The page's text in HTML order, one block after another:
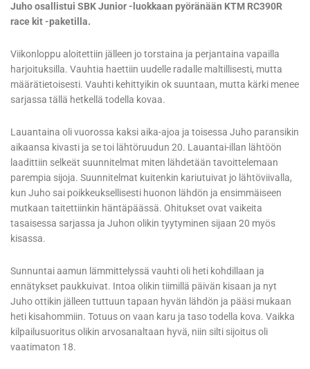
Juho osallistui SBK Junior -luokkaan pyöränään KTM RC390R
race kit -paketilla.
Viikonloppu aloitettiin jälleen jo torstaina ja perjantaina vapailla
harjoituksilla. Vauhtia haettiin uudelle radalle maltillisesti, mutta
määrätietoisesti. Vauhti kehittyikin ok suuntaan, mutta kärki menee
sarjassa tällä hetkellä todella kovaa.
Lauantaina oli vuorossa kaksi aika-ajoa ja toisessa Juho paransikin
aikaansa kivasti ja se toi lähtöruudun 20. Lauantai-illan lähtöön
laadittiin selkeät suunnitelmat miten lähdetään tavoittelemaan
parempia sijoja. Suunnitelmat kuitenkin kariutuivat jo lähtöviivalla,
kun Juho sai poikkeuksellisesti huonon lähdön ja ensimmäiseen
mutkaan taitettiinkin häntäpäässä. Ohitukset ovat vaikeita
tasaisessa sarjassa ja Juhon olikin tyytyminen sijaan 20 myös
kisassa.
Sunnuntai aamun lämmittelyssä vauhti oli heti kohdillaan ja
ennätykset paukkuivat. Intoa olikin tiimillä päivän kisaan ja nyt
Juho ottikin jälleen tuttuun tapaan hyvän lähdön ja pääsi mukaan
heti kisahommiin. Totuus on vaan karu ja taso todella kova. Vaikka
kilpailusuoritus olikin arvosanaltaan hyvä, niin silti sijoitus oli
vaatimaton 18.